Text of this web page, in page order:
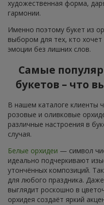
художественная форма,
гармонии.
Именно поэтому букет из
выбором для тех, кто хочет
эмоции без лишних слов.
Самые
букетов – что
В нашем каталоге клиенты
розовые и оливковые
различные настроения в
случая.
Белые орхидеи — символ
идеально подчеркивают
утончённых композиций.
для любого праздника.
выглядит роскошно в
орхидея создаёт яркий